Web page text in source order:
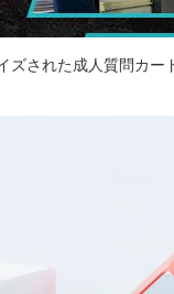
ズされた成人質問カー